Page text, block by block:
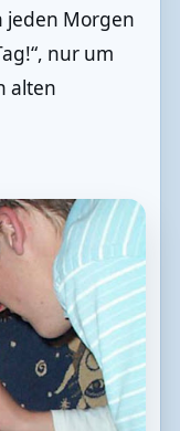
jeden Morgen
nur um
alten